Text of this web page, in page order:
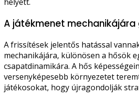
A játékmenet
A frissítések jelentős hatással
mechanikájára, különösen a hősök
csapatdinamikára. A hős
versenyképesebb környezetet
játékosokat, hogy újragondolják